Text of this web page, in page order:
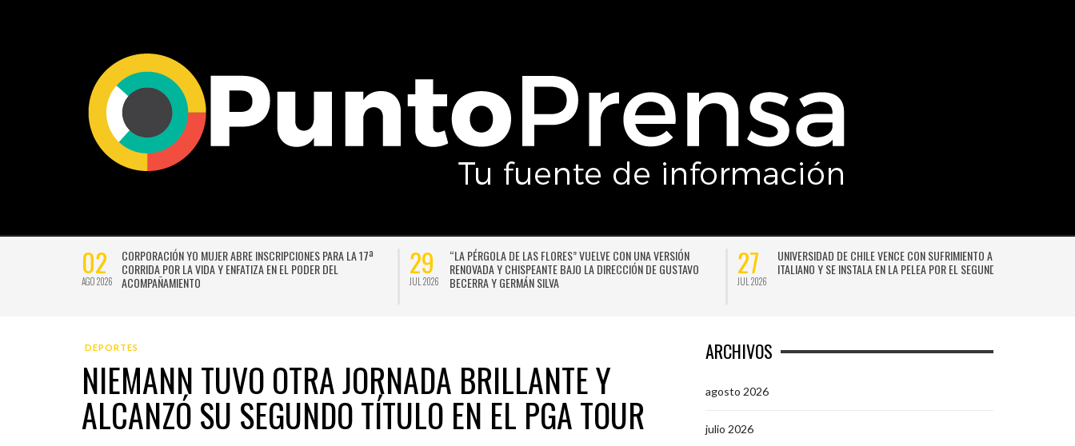
02
AGO 2026
CORPORACIÓN YO MUJER ABRE INSCRIPCIONES PARA LA 17ª
CORRIDA POR LA VIDA Y ENFATIZA EN EL PODER DEL
ACOMPAÑAMIENTO
29
JUL 2026
“LA PÉRGOLA DE LAS FLORES” VUELVE CON UNA VERSIÓN
RENOVADA Y CHISPEANTE BAJO LA DIRECCIÓN DE GUSTAVO
BECERRA Y GERMÁN SILVA
27
JUL 2026
UNIVERSIDAD DE CHILE VENCE CON SUFRIMIENTO A AUDAX
ITALIANO Y SE INSTALA EN LA PELEA POR EL SEGUNDO LUGAR
DEPORTES
NIEMANN TUVO OTRA JORNADA BRILLANTE Y
ALCANZÓ SU SEGUNDO TÍTULO EN EL PGA TOUR
ARCHIVOS
agosto 2026
julio 2026